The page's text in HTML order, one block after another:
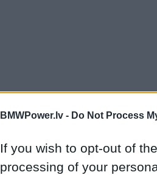
BMWPower.lv - Do Not Process
If you wish to opt-out of
processing of your